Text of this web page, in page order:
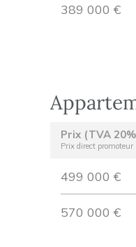
389 000 €
Prix (TVA
Prix direct promoteur
499 000 €
570 000 €